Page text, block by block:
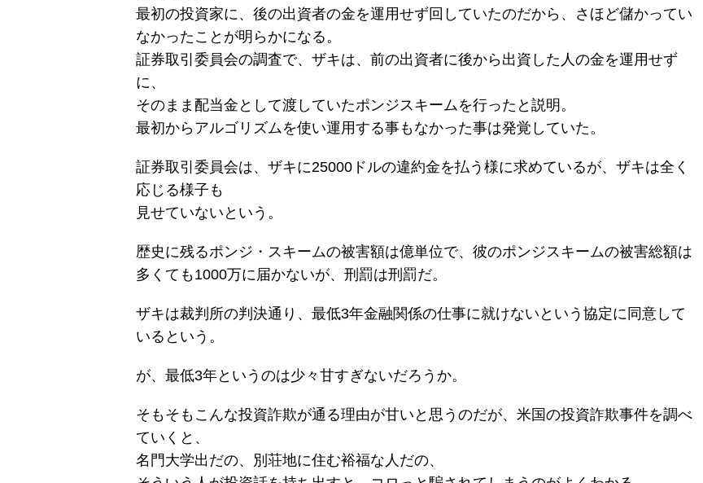
最初の投資家に、後の出資者の金を運用せず回していたのだから、さほど儲かってい
なかったことが明らかになる。
証券取引委員会の調査で、ザキは、前の出資者に後から出資した人の金を運用せず
に、
そのまま配当金として渡していたポンジスキームを行ったと説明。
最初からアルゴリズムを使い運用する事もなかった事は発覚していた。
証券取引委員会は、ザキに25000ドルの違約金を払う様に求めているが、ザキは全く
応じる様子も
見せていないという。
歴史に残るポンジ・スキームの被害額は億単位で、彼のポンジスキームの被害総額は
多くても1000万に届かないが、刑罰は刑罰だ。
ザキは裁判所の判決通り、最低3年金融関係の仕事に就けないという協定に同意して
いるという。
が、最低3年というのは少々甘すぎないだろうか。
そもそもこんな投資詐欺が通る理由が甘いと思うのだが、米国の投資詐欺事件を調べ
ていくと、
名門大学出だの、別荘地に住む裕福な人だの、